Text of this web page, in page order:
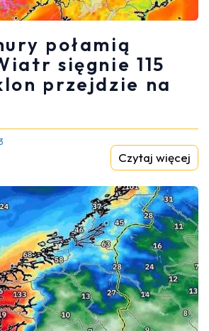
połamią
sięgnie 115
przejdzie na
Czytaj więcej